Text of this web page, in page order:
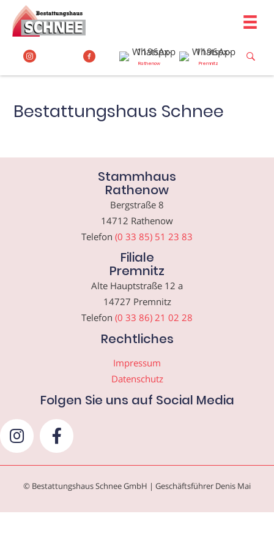
Inhalt
springen
Rathenow Premnitz
Bestattungshaus Schnee
Stammhaus
Rathenow
Bergstraße 8
14712 Rathenow
Telefon (0 33 85) 51 23 83
Filiale
Premnitz
Alte Hauptstraße 12 a
14727 Premnitz
Telefon (0 33 86) 21 02 28
Rechtliches
Impressum
Datenschutz
Folgen Sie uns auf Social Media
© Bestattungshaus Schnee GmbH | Geschäftsführer Denis Mai